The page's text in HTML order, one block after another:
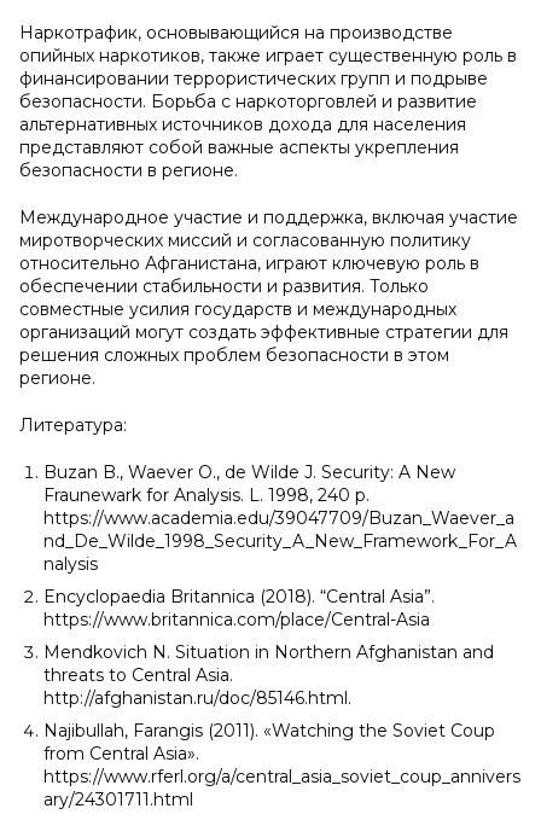
Наркотрафик, основывающийся на производстве
опийных наркотиков, также играет существенную роль в
финансировании террористических групп и подрыве
безопасности. Борьба с наркоторговлей и развитие
альтернативных источников дохода для населения
представляют собой важные аспекты укрепления
безопасности в регионе.
Международное участие и поддержка, включая участие
миротворческих миссий и согласованную политику
относительно Афганистана, играют ключевую роль в
обеспечении стабильности и развития. Только
совместные усилия государств и международных
организаций могут создать эффективные стратегии для
решения сложных проблем безопасности в этом
регионе.
Литература:
Buzan B., Waever O., de Wilde J. Security: A New
Fraunewark for Analysis. L. 1998, 240 p.
https://www.academia.edu/39047709/Buzan_Waever_a
nd_De_Wilde_1998_Security_A_New_Framework_For_A
nalysis
Encyclopaedia Britannica (2018). “Central Asia”.
https://www.britannica.com/place/Central-Asia
Mendkovich N. Situation in Northern Afghanistan and
threats to Central Asia.
http://afghanistan.ru/doc/85146.html.
Najibullah, Farangis (2011). «Watching the Soviet Coup
from Central Asia».
https://www.rferl.org/a/central_asia_soviet_coup_annivers
ary/24301711.html